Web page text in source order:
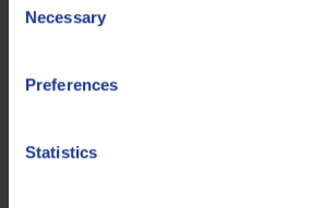
Selection
Necessary
Preferences
Statistics